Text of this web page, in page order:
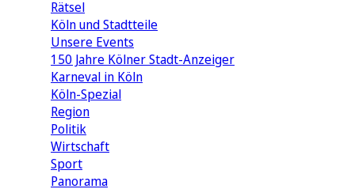
Rätsel
Köln und Stadtteile
Unsere Events
150 Jahre Kölner Stadt-Anzeiger
Karneval in Köln
Köln-Spezial
Region
Politik
Wirtschaft
Sport
Panorama